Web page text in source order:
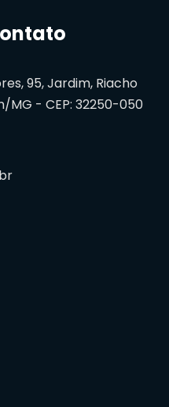
95, Jardim, Riacho
MG - CEP: 32250-050